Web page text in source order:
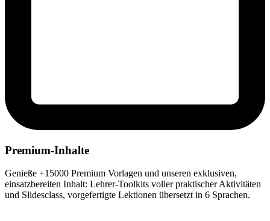
Premium-Inhalte
Genieße +15000 Premium Vorlagen und unseren exklusiven,
einsatzbereiten Inhalt: Lehrer-Toolkits voller praktischer Aktivitäten
und Slidesclass, vorgefertigte Lektionen übersetzt in 6 Sprachen.